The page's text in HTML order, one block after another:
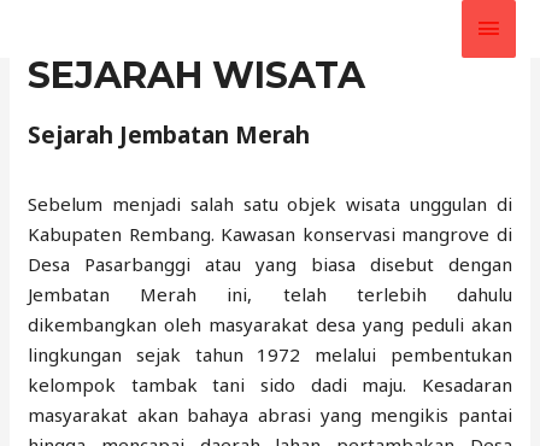
SEJARAH WISATA
Sejarah Jembatan Merah
Sebelum menjadi salah satu objek wisata unggulan di
Kabupaten Rembang. Kawasan konservasi mangrove di
Desa Pasarbanggi atau yang biasa disebut dengan
Jembatan Merah ini, telah terlebih dahulu
dikembangkan oleh masyarakat desa yang peduli akan
lingkungan sejak tahun 1972 melalui pembentukan
kelompok tambak tani sido dadi maju. Kesadaran
masyarakat akan bahaya abrasi yang mengikis pantai